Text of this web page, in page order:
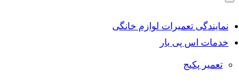
نمایندگی تعمیرات لوازم خانگی
خدمات اس پی یار
تعمیر پکیج